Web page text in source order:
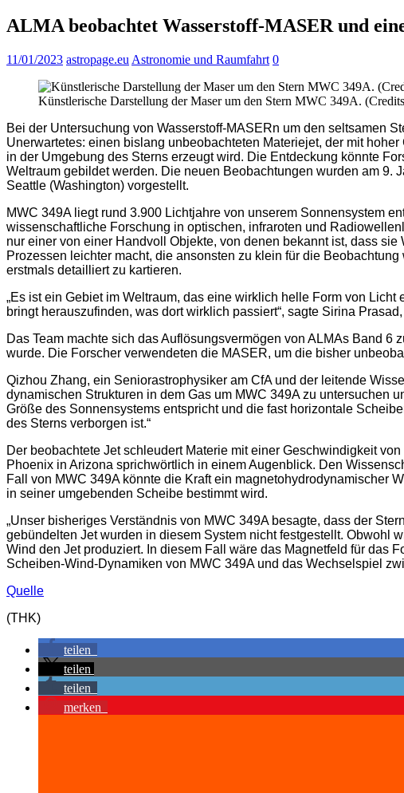
ALMA beobachtet Wasserstoff-MASER und
11/01/2023 astropage.eu Astronomie und Raumfahrt 0
Künstlerische Darstellung der Maser um den Stern MWC 349A.
Bei der Untersuchung von Wasserstoff-MASERn um den seltsamen
Unerwartetes: einen bislang unbeobachteten Materiejet, der mit
in der Umgebung des Sterns erzeugt wird. Die Entdeckung könnte
Weltraum gebildet werden. Die neuen Beobachtungen wurden am 9.
Seattle (Washington) vorgestellt.
MWC 349A liegt rund 3.900 Lichtjahre von unserem Sonnensystem
wissenschaftliche Forschung in optischen, infraroten und
nur einer von einer Handvoll Objekte, von denen bekannt ist, dass
Prozessen leichter macht, die ansonsten zu klein für die
erstmals detailliert zu kartieren.
„Es ist ein Gebiet im Weltraum, das eine wirklich helle Form von
bringt herauszufinden, was dort wirklich passiert“, sagte Sirina
Das Team machte sich das Auflösungsvermögen von ALMAs Band
wurde. Die Forscher verwendeten die MASER, um die bisher
Qizhou Zhang, ein Seniorastrophysiker am CfA und der leitende
dynamischen Strukturen in dem Gas um MWC 349A zu untersuchen
Größe des Sonnensystems entspricht und die fast horizontale
des Sterns verborgen ist.“
Der beobachtete Jet schleudert Materie mit einer Geschwindigkeit
Phoenix in Arizona sprichwörtlich in einem Augenblick. Den
Fall von MWC 349A könnte die Kraft ein magnetohydrodynamischer
in seiner umgebenden Scheibe bestimmt wird.
„Unser bisheriges Verständnis von MWC 349A besagte, dass der
gebündelten Jet wurden in diesem System nicht festgestellt. Obwohl
Wind den Jet produziert. In diesem Fall wäre das Magnetfeld für das
Scheiben-Wind-Dynamiken von MWC 349A und das Wechselspiel
Quelle
(THK)
teilen
teilen
teilen
merken